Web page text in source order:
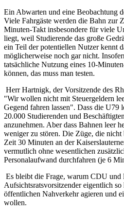
Ein Abwarten und eine Beobachtung
Viele Fahrgäste werden die Bahn zur
Minuten-Takt insbesondere für viele
liegt, weil Studierende das große
ein Teil der potentiellen Nutzer kennt
möglicherweise noch gar nicht.
tatsächliche Nutzung eines 10-
können, das muss man testen.
Herr Hartnigk, der Vorsitzende des
"Wir wollen nicht mit Steuergeldern
Gegend fahren lassen". Dass die U79
20.000 Studierenden und
anzunehmen. Aber dass Bahnen leer
weniger zu stören. Die Züge, die
Zeit 30 Minuten an der
vermutlich ohne wesentlichen
Personalaufwand durchfahren (je 6
Es bleibt die Frage, warum CDU und
Aufsichtsratsvorsitzender eigentlich so
öffentlichen Nahverkehr agieren und
wollen.